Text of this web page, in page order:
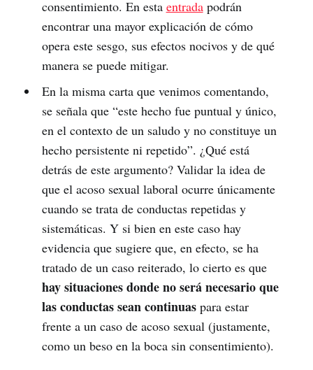
consentimiento. En esta entradapodrán
encontrar una mayor explicación de cómo
opera este sesgo, sus efectos nocivos y de qué
manera se puede mitigar.
En la misma carta que venimos comentando,
se señala que “este hecho fue puntual y único,
en el contexto de un saludo y no constituye un
hecho persistente ni repetido”. ¿Qué está
detrás de este argumento? Validar la idea de
que el acoso sexual laboral ocurre únicamente
cuando se trata de conductas repetidas y
sistemáticas. Y si bien en este caso hay
evidencia que sugiere que, en efecto, se ha
tratado de un caso reiterado, lo cierto es que
hay situaciones donde no será necesario que
las conductas sean continuaspara estar
frente a un caso de acoso sexual (justamente,
como un beso en la boca sin consentimiento).